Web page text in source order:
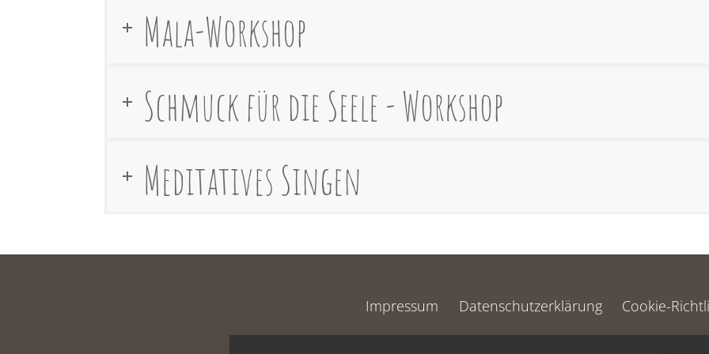
Mala-Workshop
Schmuck für die Seele - Workshop
Meditatives Singen
Impressum Datenschutzerklärung Cookie-